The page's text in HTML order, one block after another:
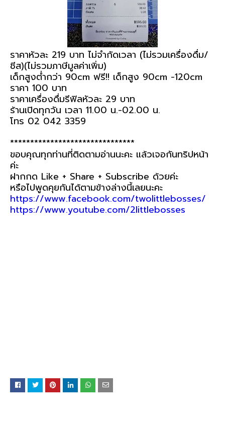
ราคาหัวละ 219 บาท ไม่จำกัดเวลา (ไม่รวมเครื่องดื่ม/
ชีส)(ไม่รวมภาษีมูลค่าเพิ่ม)
เด็กสูงต่ำกว่า 90cm ฟรี!! เด็กสูง 90cm -120cm
ราคา 100 บาท
ราคาเครื่องดื่มรีฟิลหัวละ 29 บาท
ร้านเปิดทุกวัน เวลา 11.00 น.-02.00 น.
โทร 02 042 3359
*******************************
ขอบคุณทุกท่านที่ติดตามอ่านนะคะ แล้วเจอกันทริปหน้า
ค่ะ
ฝากกด Like + Share + Subscribe ด้วยค่ะ
หรือไปพูดคุยกันได้ตามข้างล่างนี้เลยนะคะ
https://www.facebook.com/twolittlebosses/
https://www.youtube.com/2littlebosses